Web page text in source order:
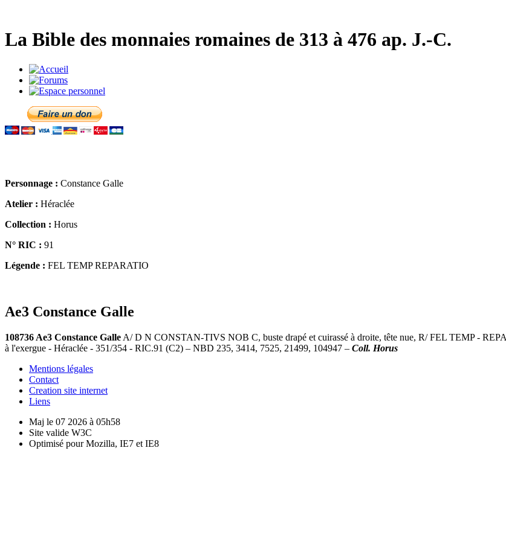
La Bible des monnaies romaines de 313 à 476 ap. J.-C.
Personnage : Constance Galle
Atelier : Héraclée
Collection : Horus
N° RIC : 91
Légende : FEL TEMP REPARATIO
Ae3 Constance Galle
108736 Ae3 Constance Galle A/ D N CONSTAN-TIVS NOB C, buste drapé et cuirassé à droite, tête nue, R/ FEL TEMP -
à l'exergue - Héraclée - 351/354 - RIC.91 (C2) – NBD 235, 3414, 7525, 21499, 104947 – Coll. Horus
Mentions légales
Contact
Creation site internet
Liens
Maj le 07 2026 à 05h58
Site valide W3C
Optimisé pour Mozilla, IE7 et IE8